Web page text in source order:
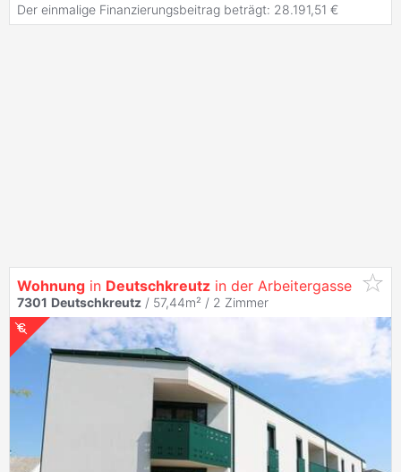
Der einmalige Finanzierungsbeitrag beträgt: 28.191,51 €
Wohnung in Deutschkreutz in der Arbeitergasse
7301 Deutschkreutz / 57,44m² / 2 Zimmer